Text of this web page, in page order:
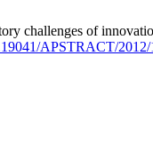
challenges of
APSTRACT/2012/